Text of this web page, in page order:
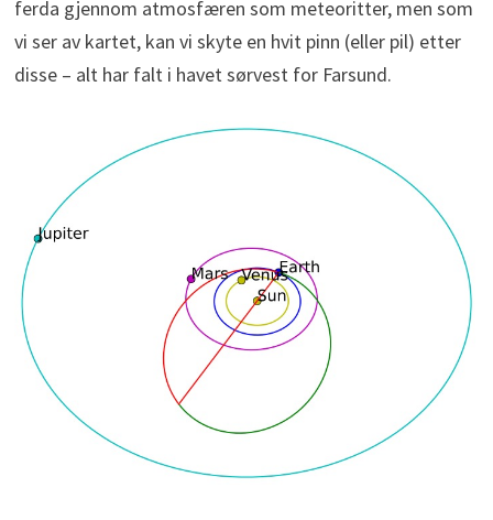
ferda gjennom atmosfæren som meteoritter, men som
vi ser av kartet, kan vi skyte en hvit pinn (eller pil) etter
disse – alt har falt i havet sørvest for Farsund.